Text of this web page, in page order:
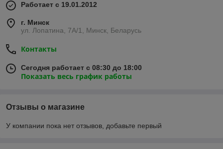
Работает с 19.01.2012
г. Минск
ул. Лопатина, 7А/1, Минск, Беларусь
Контакты
Сегодня работает с 08:30 до 18:00
Показать весь график работы
Отзывы о магазине
У компании пока нет отзывов, добавьте первый